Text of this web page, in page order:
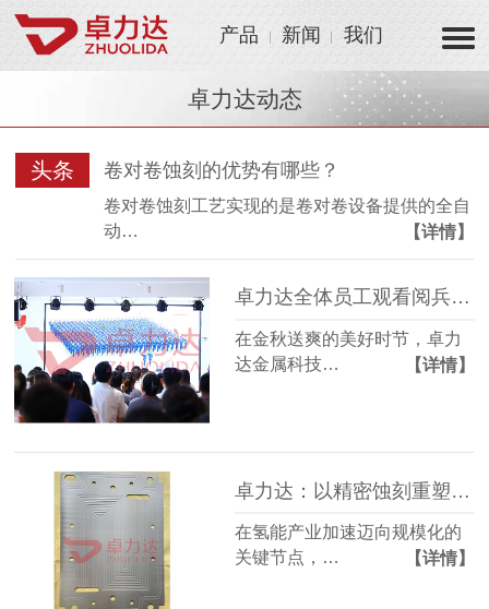
产品 新闻 我们
卓力达动态
头条 卷对卷蚀刻的优势有哪些？
卷对卷蚀刻工艺实现的是卷对卷设备提供的全自
动…
【详情】
卓力达全体员工观看阅兵仪式 凝聚爱国情怀激发制造热情！
在金秋送爽的美好时节，卓力
达金属科技…
【详情】
卓力达：以精密蚀刻重塑氢能双极板制造新高度
在氢能产业加速迈向规模化的
关键节点，…
【详情】